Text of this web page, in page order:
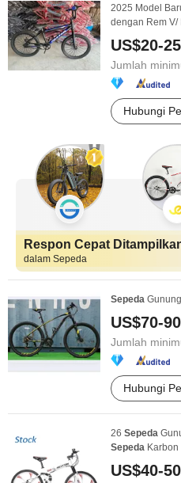
2025 Model
dengan Rem V/
US$20-25
Jumlah
Hubungi
Respon Cepat
dalam Sepeda
Sepeda
US$70-90
Jumlah
Hubungi
26 Sepeda
Sepeda
US$40-50